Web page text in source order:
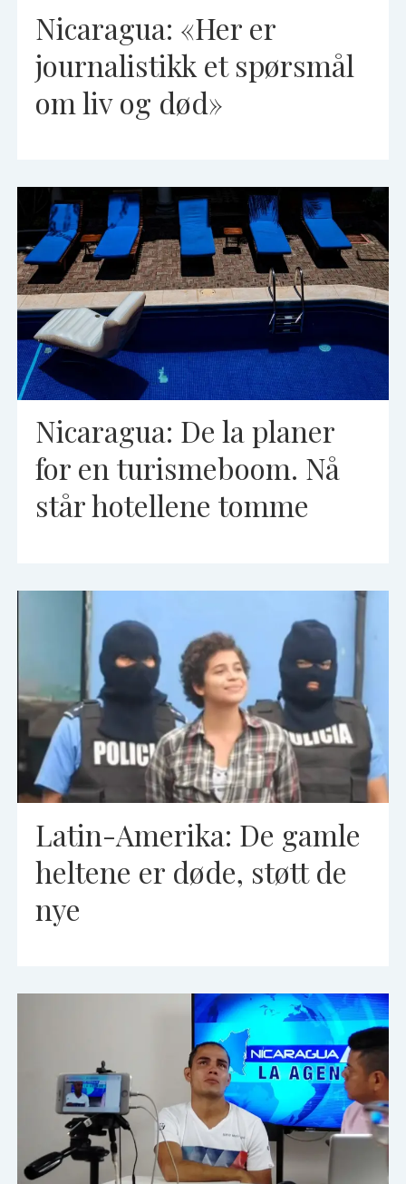
Nicaragua: «Her er
journalistikk et spørsmål
om liv og død»
Nicaragua: De la planer
for en turismeboom. Nå
står hotellene tomme
Latin-Amerika: De gamle
heltene er døde, støtt de
nye